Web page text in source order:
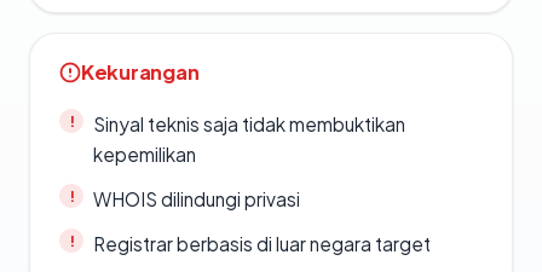
Kekurangan
Sinyal teknis saja tidak membuktikan
kepemilikan
WHOIS dilindungi privasi
Registrar berbasis di luar negara target